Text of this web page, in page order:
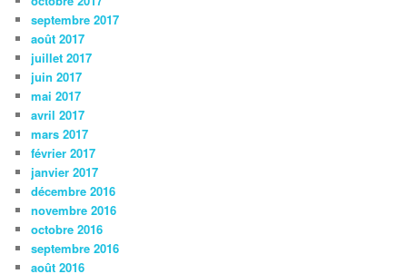
septembre 2017
août 2017
juillet 2017
juin 2017
mai 2017
avril 2017
mars 2017
février 2017
janvier 2017
décembre 2016
novembre 2016
octobre 2016
septembre 2016
août 2016